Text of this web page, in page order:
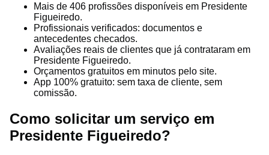
Mais de 406 profissões disponíveis em Presidente
Figueiredo.
Profissionais verificados: documentos e
antecedentes checados.
Avaliações reais de clientes que já contrataram em
Presidente Figueiredo.
Orçamentos gratuitos em minutos pelo site.
App 100% gratuito: sem taxa de cliente, sem
comissão.
Como solicitar um serviço em
Presidente Figueiredo?